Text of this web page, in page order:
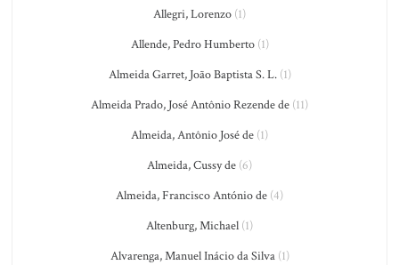
Allegri, Lorenzo (1)
Allende, Pedro Humberto(1)
Almeida Garret, João Baptista S. L.(1)
Almeida Prado, José Antônio Rezende de (11)
Almeida, Antônio José de (1)
Almeida, Cussy de (6)
Almeida, Francisco António de (4)
Altenburg, Michael (1)
Alvarenga, Manuel Inácio da Silva(1)